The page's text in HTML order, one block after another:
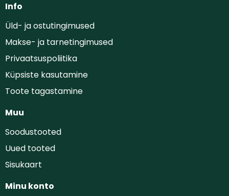
Info
Üld- ja ostutingimused
Makse- ja tarnetingimused
Privaatsuspoliitika
Küpsiste kasutamine
Toote tagastamine
Muu
Soodustooted
Uued tooted
Sisukaart
Minu konto